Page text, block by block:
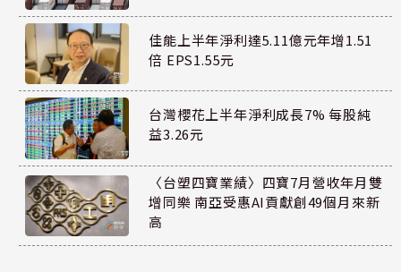
佳能上半年淨利達5.11億元年增1.51
倍 EPS1.55元
台灣櫻花上半年淨利成長7% 每股純
益3.26元
〈台塑四寶業績〉四寶7月營收年月雙
增同樂 南亞受惠AI貢獻創49個月來新
高